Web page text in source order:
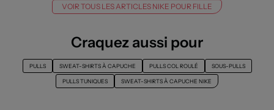
VOIR TOUS LES ARTICLES NIKE POUR FILLE
Craquez aussi pour
PULLS SWEAT-SHIRTS À CAPUCHE PULLS COL ROULÉ SOUS-PULLS
PULLS TUNIQUES SWEAT-SHIRTS À CAPUCHE NIKE